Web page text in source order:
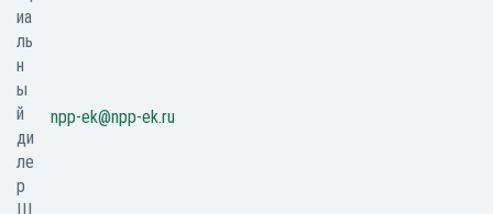
npp-ek@npp-ek.ru